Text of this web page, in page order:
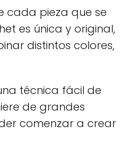
cada pieza que se
es única y original,
distintos colores,
técnica fácil de
de grandes
comenzar a crear